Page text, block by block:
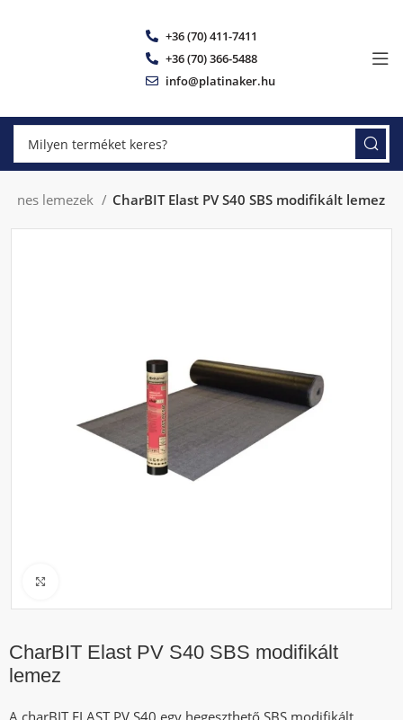
+36 (70) 411-7411
+36 (70) 366-5488
info@platinaker.hu
lemezek CharBIT Elast PV S40 SBS modifikált lemez
CharBIT Elast PV S40 SBS modifikált
lemez
A charBIT ELAST PV S40 egy hegeszthető SBS modifikált